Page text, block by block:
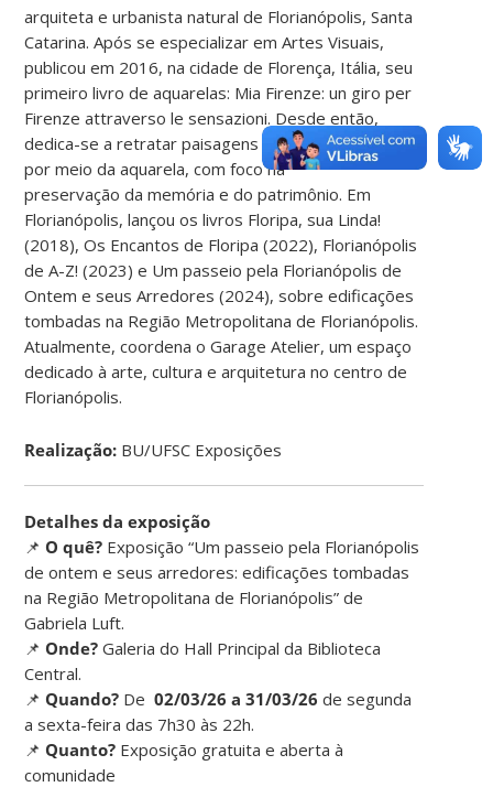
arquiteta e urbanista natural de Florianópolis, Santa
Catarina. Após se especializar em Artes Visuais,
publicou em 2016, na cidade de Florença, Itália, seu
primeiro livro de aquarelas: Mia Firenze: un giro per
Firenze attraverso le sensazioni. Desde então,
dedica-se a retratar paisagens urbanas e naturais
por meio da aquarela, com foco na
preservação da memória e do patrimônio. Em
Florianópolis, lançou os livros Floripa, sua Linda!
(2018), Os Encantos de Floripa (2022), Florianópolis
de A-Z! (2023) e Um passeio pela Florianópolis de
Ontem e seus Arredores (2024), sobre edificações
tombadas na Região Metropolitana de Florianópolis.
Atualmente, coordena o Garage Atelier, um espaço
dedicado à arte, cultura e arquitetura no centro de
Florianópolis.
Realização: BU/UFSC Exposições
Detalhes da exposição
📌 O quê? Exposição “Um passeio pela Florianópolis
de ontem e seus arredores: edificações tombadas
na Região Metropolitana de Florianópolis” de
Gabriela Luft.
📌 Onde? Galeria do Hall Principal da Biblioteca
Central.
📌 Quando? De02/03/26 a 31/03/26 de segunda
a sexta-feira das 7h30 às 22h.
📌 Quanto? Exposição gratuita e aberta à
comunidade